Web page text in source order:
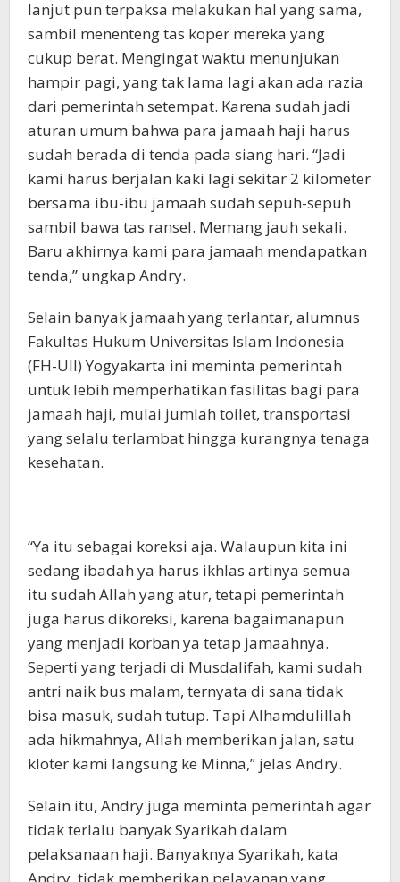
lanjut pun terpaksa melakukan hal yang sama,
sambil menenteng tas koper mereka yang
cukup berat. Mengingat waktu menunjukan
hampir pagi, yang tak lama lagi akan ada razia
dari pemerintah setempat. Karena sudah jadi
aturan umum bahwa para jamaah haji harus
sudah berada di tenda pada siang hari. “Jadi
kami harus berjalan kaki lagi sekitar 2 kilometer
bersama ibu-ibu jamaah sudah sepuh-sepuh
sambil bawa tas ransel. Memang jauh sekali.
Baru akhirnya kami para jamaah mendapatkan
tenda,” ungkap Andry.
Selain banyak jamaah yang terlantar, alumnus
Fakultas Hukum Universitas Islam Indonesia
(FH-UII) Yogyakarta ini meminta pemerintah
untuk lebih memperhatikan fasilitas bagi para
jamaah haji, mulai jumlah toilet, transportasi
yang selalu terlambat hingga kurangnya tenaga
kesehatan.
“Ya itu sebagai koreksi aja. Walaupun kita ini
sedang ibadah ya harus ikhlas artinya semua
itu sudah Allah yang atur, tetapi pemerintah
juga harus dikoreksi, karena bagaimanapun
yang menjadi korban ya tetap jamaahnya.
Seperti yang terjadi di Musdalifah, kami sudah
antri naik bus malam, ternyata di sana tidak
bisa masuk, sudah tutup. Tapi Alhamdulillah
ada hikmahnya, Allah memberikan jalan, satu
kloter kami langsung ke Minna,” jelas Andry.
Selain itu, Andry juga meminta pemerintah agar
tidak terlalu banyak Syarikah dalam
pelaksanaan haji. Banyaknya Syarikah, kata